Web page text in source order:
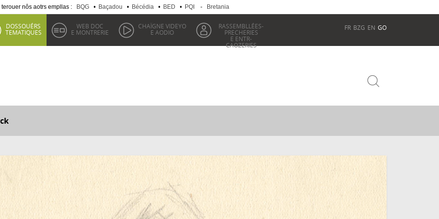
terouer nôs aotrs empllas : BQG • Baçadou • Bécédia • BED • PQI - Bretania
DOSSOUÉRS
TEMATIQUES
WEB DOC
E MONTRERIE
CHAÏGNE VIDEYO
E AODIO
RASSEMBLLÉES-
PRECHERIES
E ENTR-
CAOZERIES
FR BZG EN GO